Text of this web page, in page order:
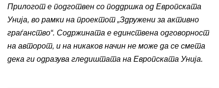
Прилогот е подготвен со поддршка од Европската
Унија, во рамки на проектот „Здружени за активно
граѓанство“. Содржината е единствена одговорност
на авторот, и на никаков начин не може да се смета
дека ги одразува гледиштата на Европската Унија.